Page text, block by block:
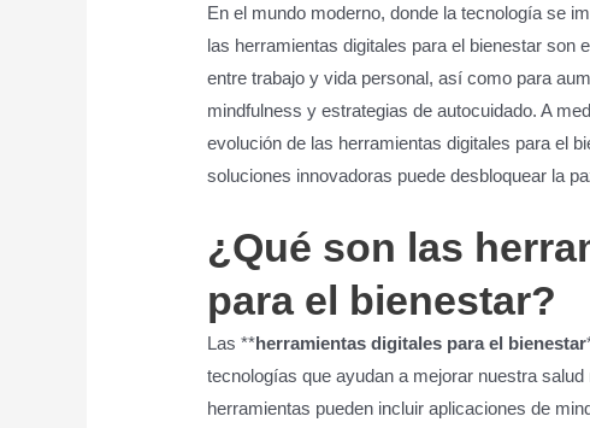
En el mundo moderno, donde la tecnología se
las herramientas digitales para el bienestar son
entre trabajo y vida personal, así como para
mindfulness y estrategias de autocuidado. A
evolución de las herramientas digitales para el
soluciones innovadoras puede desbloquear la
¿Qué son las
para el bienestar?
Las **herramientas digitales para el bienestar
tecnologías que ayudan a mejorar nuestra
herramientas pueden incluir aplicaciones de